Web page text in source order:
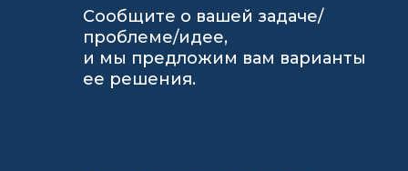
Сообщите о вашей задаче/
проблеме/идее,
и мы предложим вам варианты
ее решения.